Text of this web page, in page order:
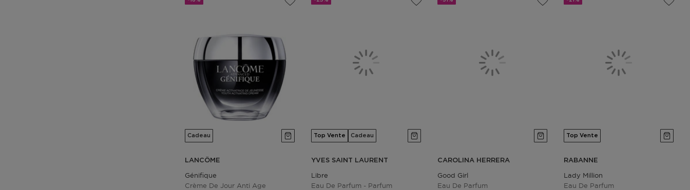
Cadeau
LANCÔME
Génifique
Crème De Jour Anti Age
Top Vente Cadeau
YVES SAINT LAURENT
Libre
Eau De Parfum - Parfum
CAROLINA HERRERA
Good Girl
Eau De Parfum
Top Vente
RABANNE
Lady Million
Eau De Parfum